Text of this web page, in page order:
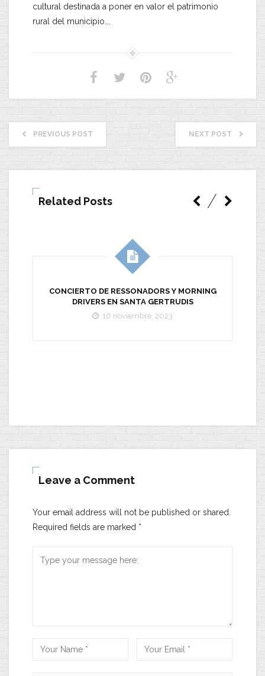
cultural destinada a poner en valor el patrimonio
rural del municipio….
PREVIOUS POST NEXT POST
Related Posts
CONCIERTO DE RESSONADORS Y MORNING
DRIVERS EN SANTA GERTRUDIS
16 noviembre, 2023
Leave a Comment
Your email address will not be published or shared.
Required fields are marked *